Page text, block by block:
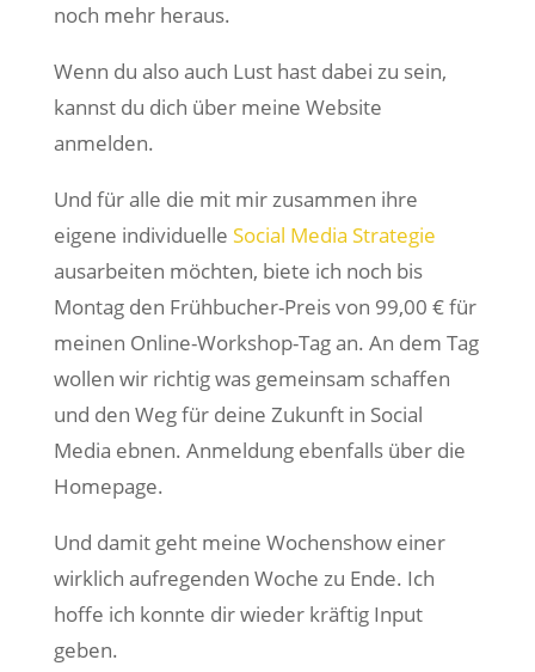
noch mehr heraus.
Wenn du also auch Lust hast dabei zu sein,
kannst du dich über meine Website
anmelden.
Und für alle die mit mir zusammen ihre
eigene individuelle Social Media Strategie
ausarbeiten möchten, biete ich noch bis
Montag den Frühbucher-Preis von 99,00 € für
meinen Online-Workshop-Tag an. An dem Tag
wollen wir richtig was gemeinsam schaffen
und den Weg für deine Zukunft in Social
Media ebnen. Anmeldung ebenfalls über die
Homepage.
Und damit geht meine Wochenshow einer
wirklich aufregenden Woche zu Ende. Ich
hoffe ich konnte dir wieder kräftig Input
geben.